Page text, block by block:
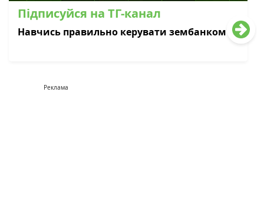
Підписуйся на ТГ-канал
Навчись правильно керувати зембанком
Реклама